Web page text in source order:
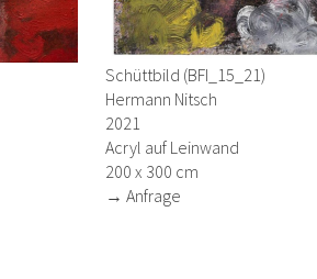
Schüttbild (BFI_15_21)
Hermann Nitsch
2021
Acryl auf Leinwand
200 x 300 cm
→ Anfrage